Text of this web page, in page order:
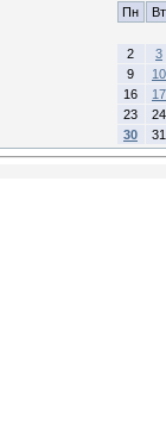
Пн
Вт
2
3
9
10
16
17
23
24
30
31